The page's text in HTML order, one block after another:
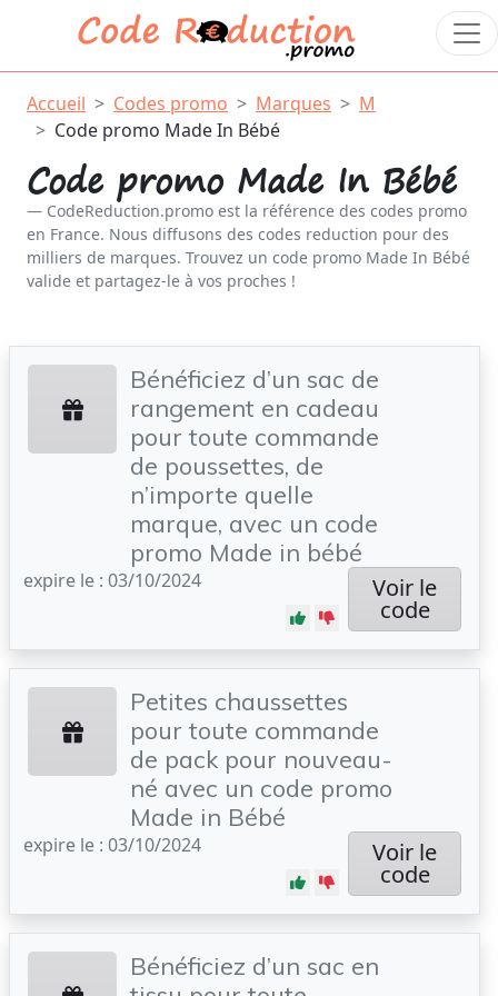
Accueil Codes promo Marques
M
Code promo Made In Bébé
Code promo Made In Bébé
CodeReduction.promo est la référence des codes promo
en France. Nous diffusons des codes reduction pour des
milliers de marques. Trouvez un code promo Made In Bébé
valide et partagez-le à vos proches !
Bénéficiez d’un sac de
rangement en cadeau
pour toute commande
de poussettes, de
n’importe quelle
marque, avec un code
promo Made in bébé
expire le : 03/10/2024 Voir le
code
Petites chaussettes
pour toute commande
de pack pour nouveau-
né avec un code promo
Made in Bébé
expire le : 03/10/2024 Voir le
code
Bénéficiez d’un sac en